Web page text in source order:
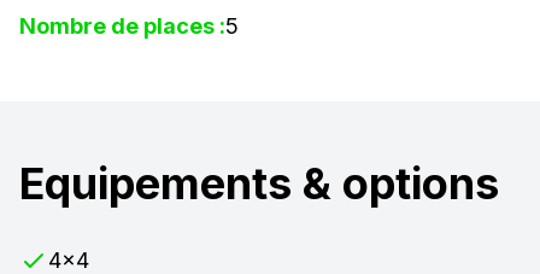
Nombre de places :5
Equipements & options
4x4